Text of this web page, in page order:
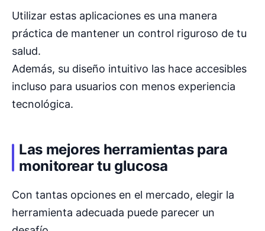
Utilizar estas aplicaciones es una manera
práctica de mantener un control riguroso de tu
salud.
Además, su diseño intuitivo las hace accesibles
incluso para usuarios con menos experiencia
tecnológica.
Las mejores herramientas para
monitorear tu glucosa
Con tantas opciones en el mercado, elegir la
herramienta adecuada puede parecer un